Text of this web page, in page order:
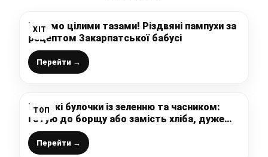
ХІТ
Печемо цілими тазами! Різдвяні пампухи за
рецептом Закарпатської бабусі
Перейти →
ТОП
Швидкі булочки із зеленню та часником:
готую до борщу або замість хліба, дуже
смачненькі, ніжні і ароматні
Перейти →